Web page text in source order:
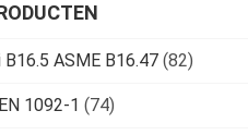
B16.5 ASME B16.47 (82)
1092-1 (74)